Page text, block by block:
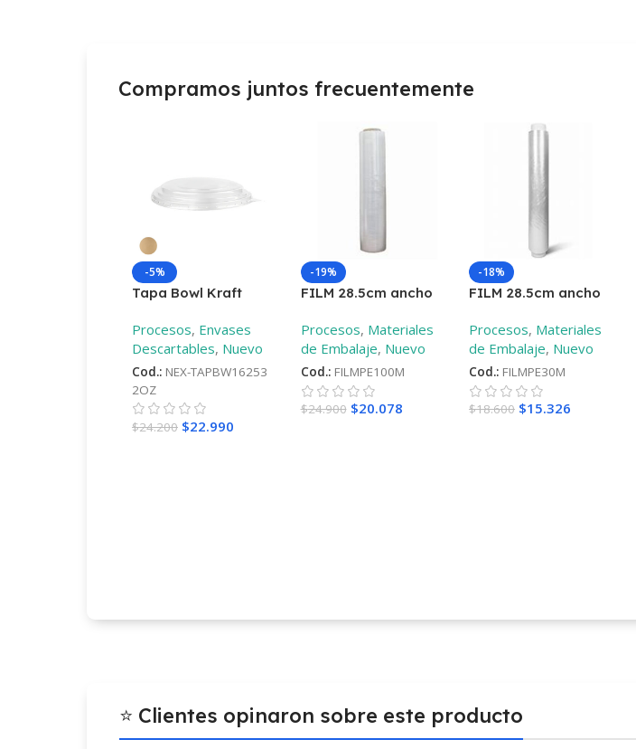
Compramos juntos frecuentemente
-5%
Tapa Bowl Kraft
Procesos, Envases
Descartables, Nuevo
Cod.: NEX-TAPBW16253
2OZ
$24.200 $22.990
-19%
FILM 28.5cm ancho
largos–100mt
Procesos, Materiales
de Embalaje, Nuevo
Cod.: FILMPE100M
$24.900 $20.078
-18%
FILM 28.5cm ancho
largos–30mt
Procesos, Materiales
de Embalaje, Nuevo
Cod.: FILMPE30M
$18.600 $15.326
⭐ Clientes opinaron sobre este producto